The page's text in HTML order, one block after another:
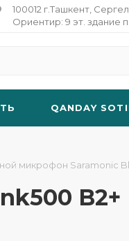
100012 г.Ташкент,
Ориентир: 9 эт. здание
QANDAY
микрофон Saramonic
B2+